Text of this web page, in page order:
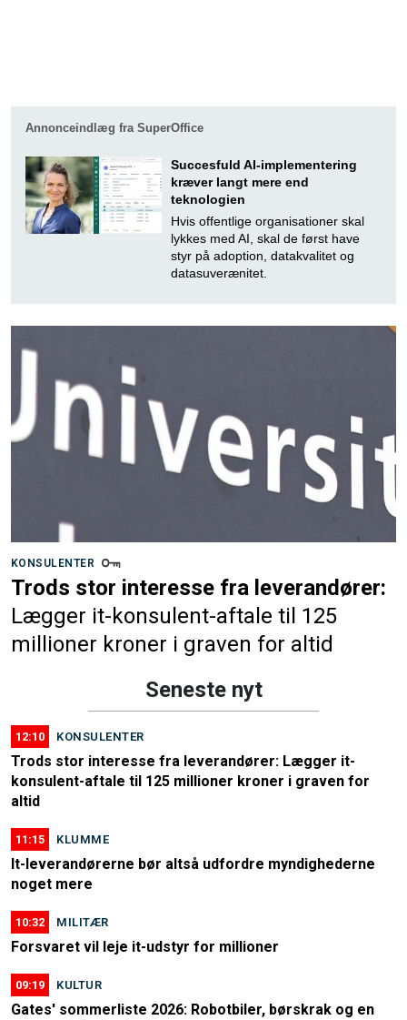
Annonceindlæg fra SuperOffice
Succesfuld AI-implementering
kræver langt mere end
teknologien
Hvis offentlige organisationer skal
lykkes med AI, skal de først have
styr på adoption, datakvalitet og
datasuverænitet.
KONSULENTER
Trods stor interesse fra leverandører:
Lægger it-konsulent-aftale til 125
millioner kroner i graven for altid
Seneste nyt
12:10 KONSULENTER
Trods stor interesse fra leverandører: Lægger it-
konsulent-aftale til 125 millioner kroner i graven for
altid
11:15 KLUMME
It-leverandørerne bør altså udfordre myndighederne
noget mere
10:32 MILITÆR
Forsvaret vil leje it-udstyr for millioner
09:19 KULTUR
Gates' sommerliste 2026: Robotbiler, børskrak og en